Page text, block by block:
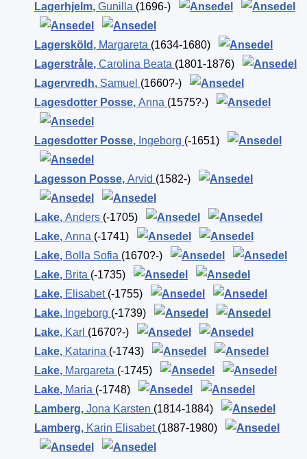
Lagerhjelm, Gunilla (1696-)
Lagersköld , Margareta (1634-1680)
Lagerstråle, Carolina Beata (1801-1876)
Lagervredh, Samuel (1660?-)
Lagesdotter Posse, Anna (1575?-)
Lagesdotter Posse, Ingeborg (-1651)
Lagesson Posse, Arvid (1582-)
Lake, Anders (-1705)
Lake, Anna (-1741)
Lake, Bolla Sofia (1670?-)
Lake, Brita (-1735)
Lake, Elisabet (-1755)
Lake, Ingeborg (-1739)
Lake, Karl (1670?-)
Lake, Katarina (-1743)
Lake, Margareta (-1745)
Lake, Maria (-1748)
Lamberg, Jona Karsten (1814-1884)
Lamberg, Karin Elisabet (1887-1980)